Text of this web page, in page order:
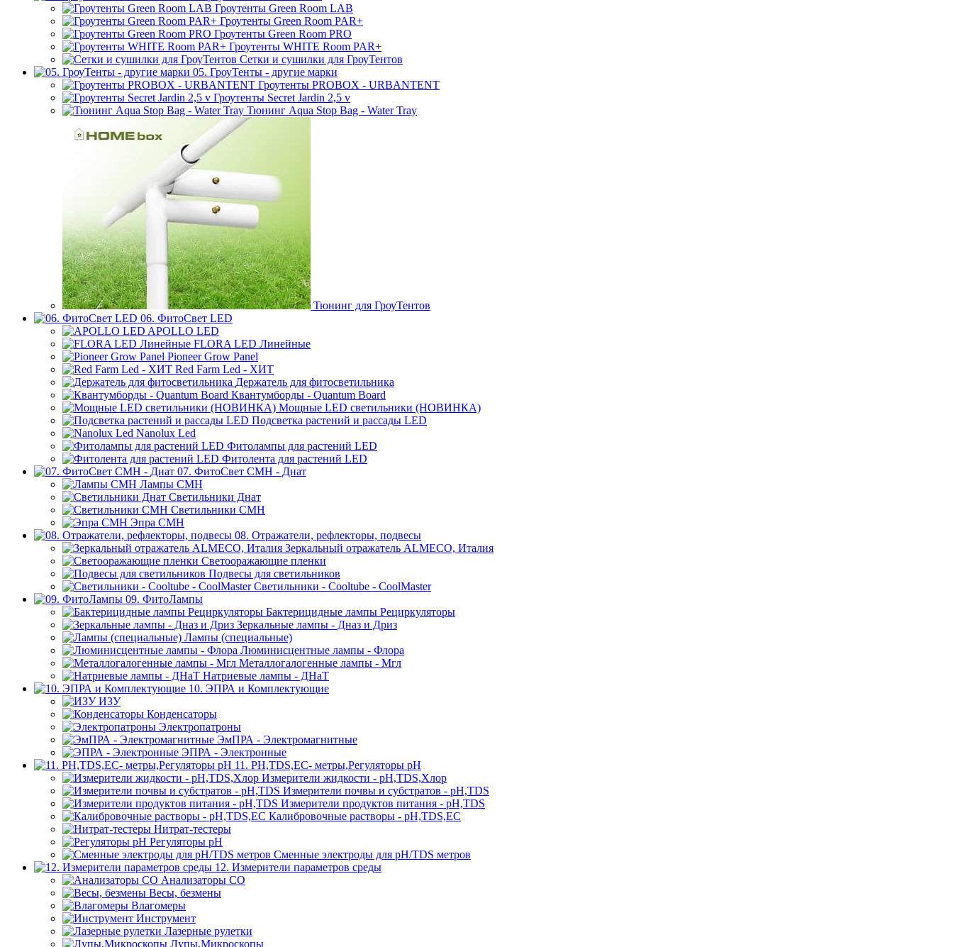
Гроутенты Green Room LAB
Гроутенты Green Room PAR+
Гроутенты Green Room PRO
Гроутенты WHITE Room PAR+
Сетки и сушилки для ГроуТентов
05. ГроуТенты - другие марки
Гроутенты PROBOX - URBANTENT
Гроутенты Secret Jardin 2,5 v
Тюнинг Aqua Stop Bag - Water Tray
Тюнинг для ГроуТентов
06. ФитоСвет LED
APOLLO LED
FLORA LED Линейные
Pioneer Grow Panel
Red Farm Led - ХИТ
Держатель для фитосветильника
Квантумборды - Quantum Board
Мощные LED светильники (НОВИНКА)
Подсветка растений и рассады LED
Nanolux Led
Фитолампы для растений LED
Фитолента для растений LED
07. ФитоСвет CMH - Днат
Лампы СМН
Светильники Днат
Светильники СМН
Эпра СМН
08. Отражатели, рефлекторы, подвесы
Зеркальный отражатель ALMECO, Италия
Светооражающие пленки
Подвесы для светильников
Светильники - Cooltube - CoolMaster
09. ФитоЛампы
Бактерицидные лампы Рециркуляторы
Зеркальные лампы - Дназ и Дриз
Лампы (специальные)
Люминисцентные лампы - Флора
Металлогалогенные лампы - Мгл
Натриевые лампы - ДНаТ
10. ЭПРА и Комплектующие
ИЗУ
Конденсаторы
Электропатроны
ЭмПРА - Электромагнитные
ЭПРА - Электронные
11. PH,TDS,EC- метры,Регуляторы pН
Измерители жидкости - pH,TDS,Хлор
Измерители почвы и субстратов - pH,TDS
Измерители продуктов питания - pH,TDS
Калибровочные растворы - pH,TDS,EC
Нитрат-тестеры
Регуляторы pН
Сменные электроды для pH/TDS метров
12. Измерители параметров среды
Анализаторы CO
Весы, безмены
Влагомеры
Инструмент
Лазерные рулетки
Лупы,Микроскопы